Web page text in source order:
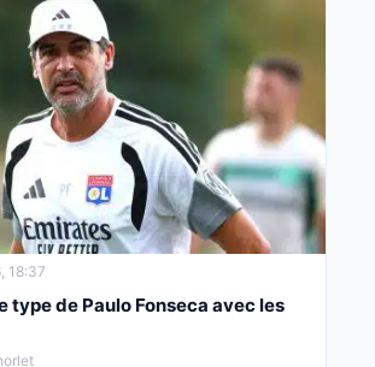
18:37
type de Paulo Fonseca avec les